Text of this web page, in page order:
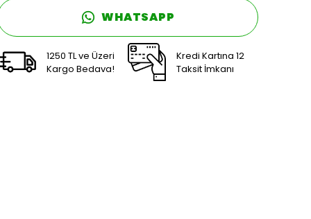
WHATSAPP
1250 TL ve Üzeri
Kargo Bedava!
Kredi Kartına 12
Taksit İmkanı